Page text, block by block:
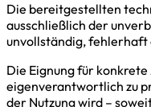
Die bereitgestellten
ausschließlich der
unvollständig, fehlerhaft
Die Eignung für
eigenverantwortlich zu
der Nutzung wird –